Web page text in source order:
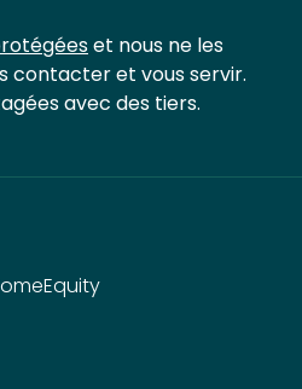
et nous ne les
contacter et vous servir.
avec des tiers.